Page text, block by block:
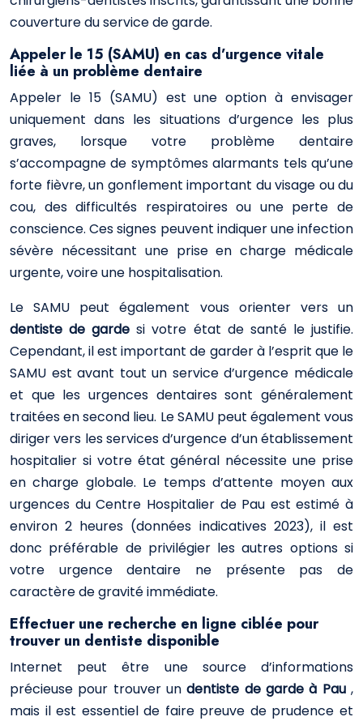
couverture du service de garde.
Appeler le 15 (SAMU) en cas d’urgence vitale
liée à un problème dentaire
Appeler le 15 (SAMU) est une option à envisager
uniquement dans les situations d’urgence les plus
graves, lorsque votre problème dentaire
s’accompagne de symptômes alarmants tels qu’une
forte fièvre, un gonflement important du visage ou du
cou, des difficultés respiratoires ou une perte de
conscience. Ces signes peuvent indiquer une infection
sévère nécessitant une prise en charge médicale
urgente, voire une hospitalisation.
Le SAMU peut également vous orienter vers un
dentiste de gardesi votre état de santé le justifie.
Cependant, il est important de garder à l’esprit que le
SAMU est avant tout un service d’urgence médicale
et que les urgences dentaires sont généralement
traitées en second lieu. Le SAMU peut également vous
diriger vers les services d’urgence d’un établissement
hospitalier si votre état général nécessite une prise
en charge globale. Le temps d’attente moyen aux
urgences du Centre Hospitalier de Pau est estimé à
environ 2 heures (données indicatives 2023), il est
donc préférable de privilégier les autres options si
votre urgence dentaire ne présente pas de
caractère de gravité immédiate.
Effectuer une recherche en ligne ciblée pour
trouver un dentiste disponible
Internet peut être une source d’informations
précieuse pour trouver undentiste de garde à Pau,
mais il est essentiel de faire preuve de prudence et